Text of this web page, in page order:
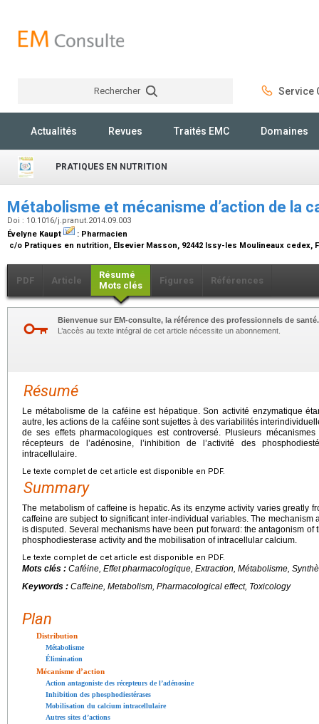
Rechercher Service
Actualités Revues Traités EMC Domaines
PRATIQUES EN NUTRITION
Métabolisme et mécanisme d’action de la
Doi : 10.1016/j.pranut.2014.09.003
Évelyne Kaupt
: Pharmacien
c/o Pratiques en nutrition, Elsevier Masson, 92442 Issy-les Moulineaux cedex,
PDF Article
Résumé
Mots clés
Figures Références
Bienvenue sur EM-consulte, la référence des professionnels de santé.
L’accès au texte intégral de cet article nécessite un abonnement.
Résumé
Le métabolisme de la caféine est hépatique. Son activité enzymatique
autre, les actions de la caféine sont sujettes à des variabilités
de ses effets pharmacologiques est controversé. Plusieurs
récepteurs de l’adénosine, l’inhibition de l’activité des
intracellulaire.
Le texte complet de cet article est disponible en PDF.
Summary
The metabolism of caffeine is hepatic. As its enzyme activity varies greatly
caffeine are subject to significant inter-individual variables. The mechanism
is disputed. Several mechanisms have been put forward: the antagonism
phosphodiesterase activity and the mobilisation of intracellular calcium.
Le texte complet de cet article est disponible en PDF.
Mots clés : Caféine, Effet pharmacologique, Extraction, Métabolisme,
Keywords : Caffeine, Metabolism, Pharmacological effect, Toxicology
Plan
Distribution
Métabolisme
Élimination
Mécanisme d’action
Action antagoniste des récepteurs de l’adénosine
Inhibition des phosphodiestérases
Mobilisation du calcium intracellulaire
Autres sites d’actions